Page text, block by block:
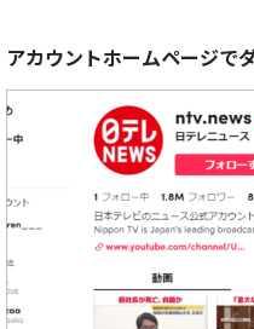
アカウントホームページで